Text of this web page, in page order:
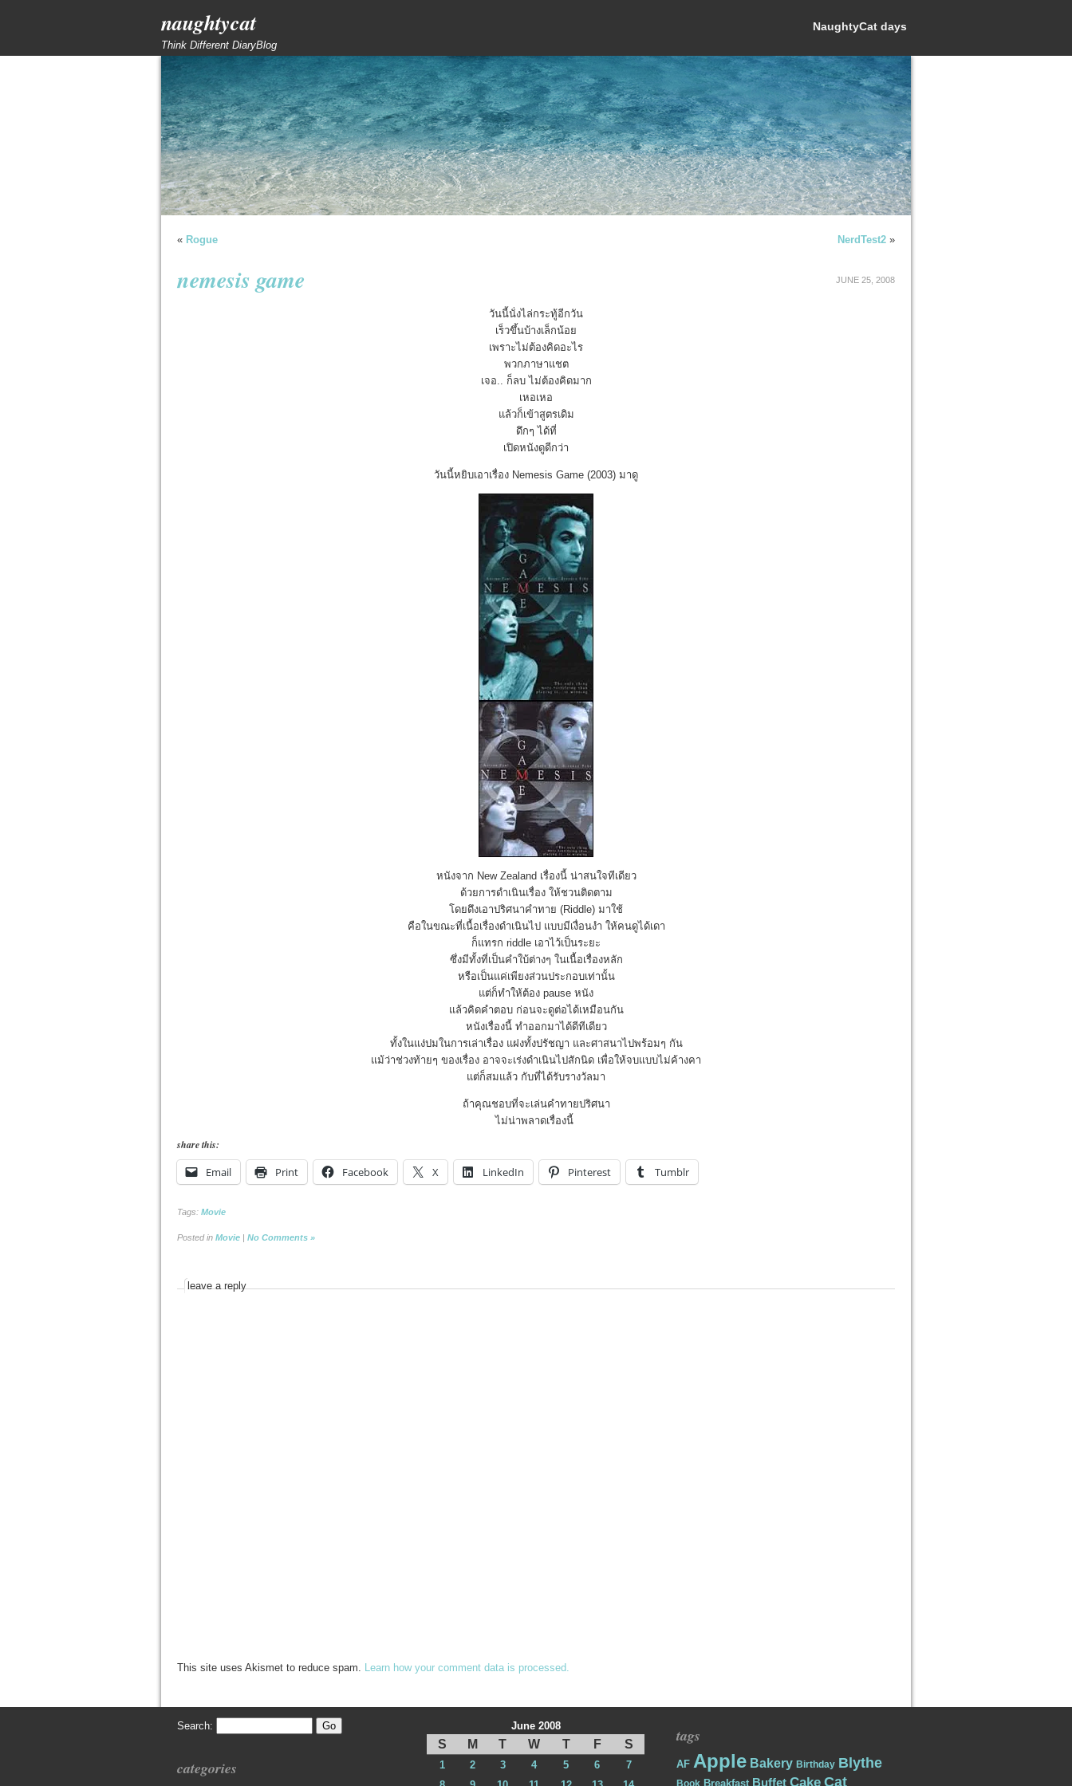
naughtycat
Think Different DiaryBlog
NaughtyCat days
« Rogue NerdTest2 »
nemesis game JUNE 25, 2008
วันนี้นั่งไล่กระทู้อีกวัน
เร็วขึ้นบ้างเล็กน้อย
เพราะไม่ต้องคิดอะไร
พวกภาษาแชต
เจอ.. ก็ลบ ไม่ต้องคิดมาก
เหอเหอ
แล้วก็เข้าสูตรเดิม
ดึกๆ ได้ที่
เปิดหนังดูดีกว่า
วันนี้หยิบเอาเรื่อง Nemesis Game (2003) มาดู
หนังจาก New Zealand เรื่องนี้ น่าสนใจทีเดียว
ด้วยการดำเนินเรื่อง ให้ชวนติดตาม
โดยดึงเอาปริศนาคำทาย (Riddle) มาใช้
คือในขณะที่เนื้อเรื่องดำเนินไป แบบมีเงื่อนงำ ให้คนดูได้เดา
ก็แทรก riddle เอาไว้เป็นระยะ
ซึ่งมีทั้งที่เป็นคำใบ้ต่างๆ ในเนื้อเรื่องหลัก
หรือเป็นแค่เพียงส่วนประกอบเท่านั้น
แต่ก็ทำให้ต้อง pause หนัง
แล้วคิดคำตอบ ก่อนจะดูต่อได้เหมือนกัน
หนังเรื่องนี้ ทำออกมาได้ดีทีเดียว
ทั้งในแง่ปมในการเล่าเรื่อง แฝงทั้งปรัชญา และศาสนาไปพร้อมๆ กัน
แม้ว่าช่วงท้ายๆ ของเรื่อง อาจจะเร่งดำเนินไปสักนิด เพื่อให้จบแบบไม่ค้างคา
แต่ก็สมแล้ว กับที่ได้รับรางวัลมา
ถ้าคุณชอบที่จะเล่นคำทายปริศนา
ไม่น่าพลาดเรื่องนี้
share this:
Email Print Facebook X LinkedIn Pinterest Tumblr
Tags: Movie
Posted in Movie | No Comments »
leave a reply
This site uses Akismet to reduce spam. Learn how your comment data is processed.
Search:
categories
June 2008
S M T W T F S
1 2 3 4 5 6
7
tags
AF Apple Bakery Birthday Blythe
Book Breakfast Buffet Cake Cat